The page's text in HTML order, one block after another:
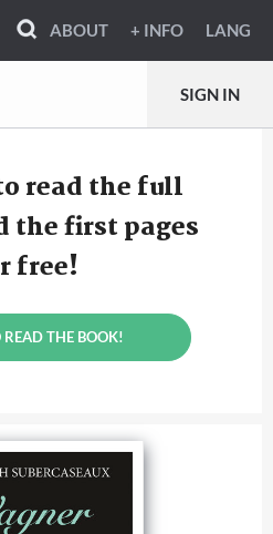
ABOUT + INFO LANG
SIGN IN
read the full
the first pages
free!
THE BOOK!